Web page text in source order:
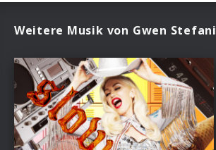
Weitere Musik von Gwen Stefani